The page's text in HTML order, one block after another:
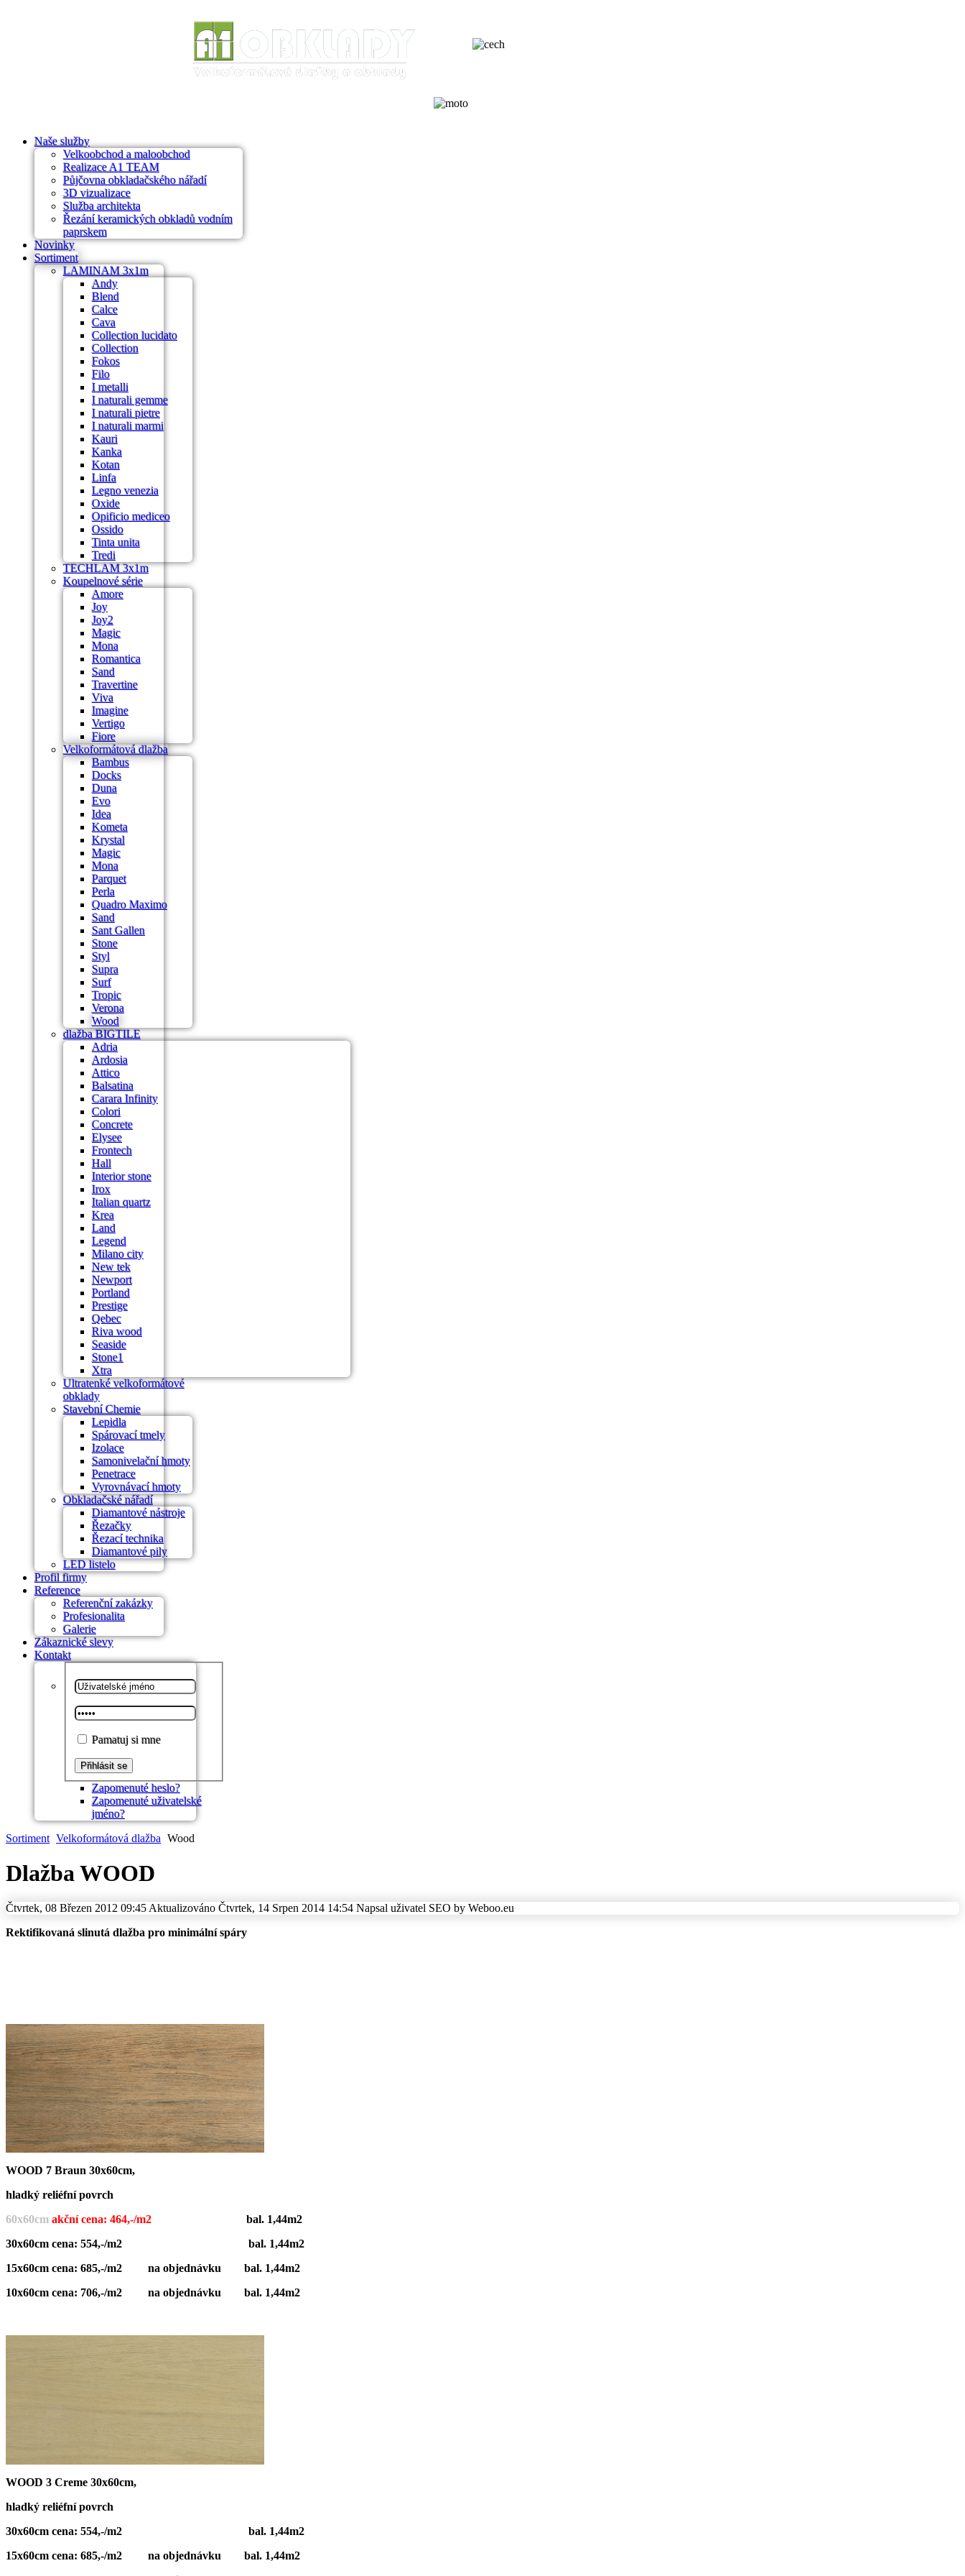
Naše služby
Velkoobchod a maloobchod
Realizace A1 TEAM
Půjčovna obkladačského nářadí
3D vizualizace
Služba architekta
Řezání keramických obkladů vodním
paprskem
Novinky
Sortiment
LAMINAM 3x1m
Andy
Blend
Calce
Cava
Collection lucidato
Collection
Fokos
Filo
I metalli
I naturali gemme
I naturali pietre
I naturali marmi
Kauri
Kanka
Kotan
Linfa
Legno venezia
Oxide
Opificio mediceo
Ossido
Tinta unita
Tredi
TECHLAM 3x1m
Koupelnové série
Amore
Joy
Joy2
Magic
Mona
Romantica
Sand
Travertine
Viva
Imagine
Vertigo
Fiore
Velkoformátová dlažba
Bambus
Docks
Duna
Evo
Idea
Kometa
Krystal
Magic
Mona
Parquet
Perla
Quadro Maximo
Sand
Sant Gallen
Stone
Styl
Supra
Surf
Tropic
Verona
Wood
dlažba BIGTILE
Adria
Ardosia
Attico
Balsatina
Carara Infinity
Colori
Concrete
Elysee
Frontech
Hall
Interior stone
Irox
Italian quartz
Krea
Land
Legend
Milano city
New tek
Newport
Portland
Prestige
Qebec
Riva wood
Seaside
Stone1
Xtra
Ultratenké velkoformátové
obklady
Stavební Chemie
Lepidla
Spárovací tmely
Izolace
Samonivelační hmoty
Penetrace
Vyrovnávací hmoty
Obkladačské nářadí
Diamantové nástroje
Řezačky
Řezací technika
Diamantové pily
LED listelo
Profil firmy
Reference
Referenční zakázky
Profesionalita
Galerie
Zákaznické slevy
Kontakt
Pamatuj si mne
Zapomenuté heslo?
Zapomenuté uživatelské
jméno?
Sortiment Velkoformátová dlažba Wood
Dlažba WOOD
Čtvrtek, 08 Březen 2012 09:45Aktualizováno Čtvrtek, 14 Srpen 2014 14:54 Napsal uživatel SEO by Weboo.eu
Rektifikovaná slinutá dlažba pro minimální spáry
WOOD 7 Braun 30x60cm,
hladký reliéfní povrch
60x60cm akční cena: 464,-/m2 bal. 1,44m2
30x60cm cena: 554,-/m2 bal. 1,44m2
15x60cm cena: 685,-/m2 na objednávku bal. 1,44m2
10x60cm cena: 706,-/m2 na objednávku bal. 1,44m2
WOOD 3 Creme 30x60cm,
hladký reliéfní povrch
30x60cm cena: 554,-/m2 bal. 1,44m2
15x60cm cena: 685,-/m2 na objednávku bal. 1,44m2